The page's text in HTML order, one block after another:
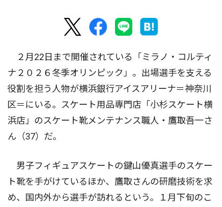
２月22日まで開催されている「ミラノ・コルティ
ナ２０２６冬季オリンピック」。出場選手を支える
役割を担う人物が横浜銀行アイスアリーナ＝神奈川
区＝にいる。スケート用品専門店「小杉スケート横
浜店」のスケート靴メンテナンス職人・鷹取吾一さ
ん（37）だ。
男子フィギュアスケートの鍵山優真選手のスケー
ト靴を手がけているほか、鷹取さんの研磨技術を求
め、国内外から選手が訪れるという。１月下旬のこ